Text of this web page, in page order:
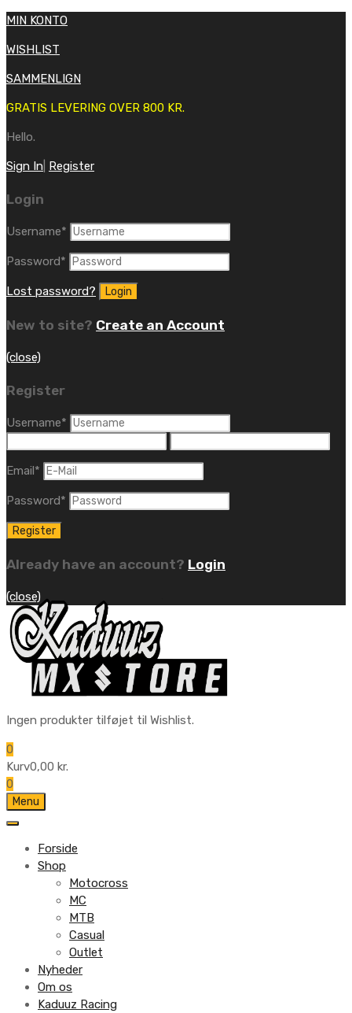
MIN KONTO
WISHLIST
SAMMENLIGN
GRATIS LEVERING OVER 800 KR.
Hello.
Sign In Register
Login
Username*
Password*
Lost password?
New to site? Create an Account
(close)
Register
Username*
Email*
Password*
Already have an account? Login
(close)
Ingen produkter tilføjet til Wishlist.
0
Kurv0,00 kr.
0
Menu
Forside
Shop
Motocross
MC
MTB
Casual
Outlet
Nyheder
Om os
Kaduuz Racing